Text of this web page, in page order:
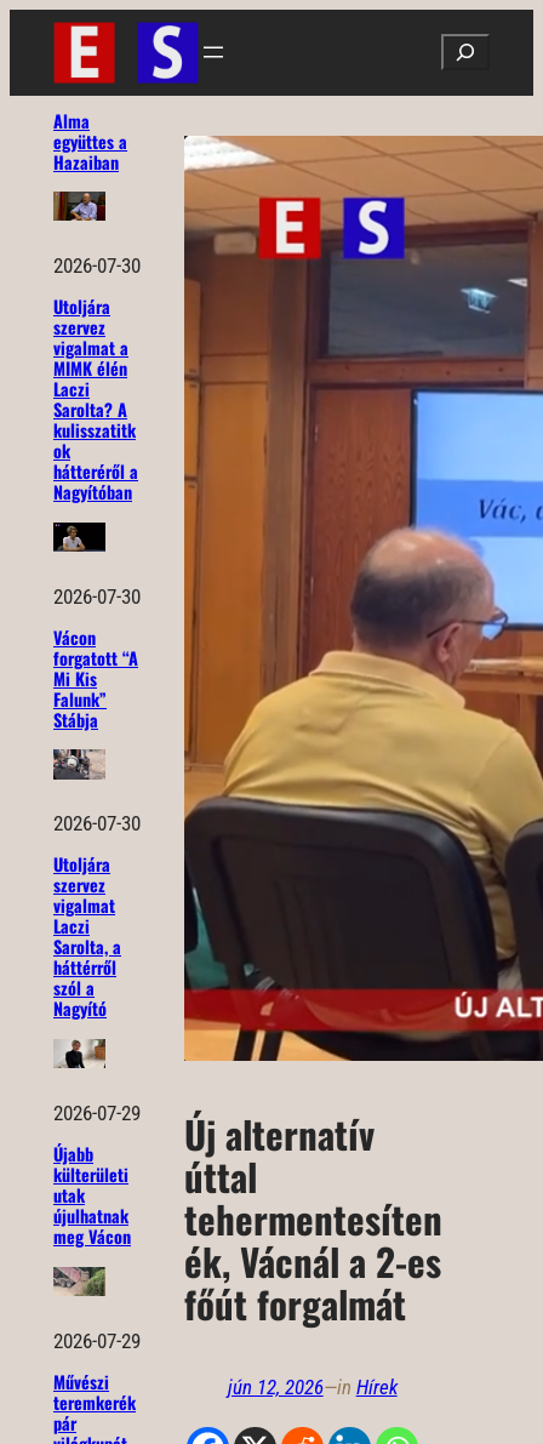
Ugrás
tartalomhoz
Search
Alma
együttes a
Hazaiban
2026-07-30
Utoljára
szervez
vigalmat a
MIMK élén
Laczi
Sarolta? A
kulisszatitk
ok
hátteréről a
Nagyítóban
2026-07-30
Vácon
forgatott “A
Mi Kis
Falunk”
Stábja
2026-07-30
Utoljára
szervez
vigalmat
Laczi
Sarolta, a
háttérről
szól a
Nagyító
2026-07-29
Újabb
külterületi
utak
újulhatnak
meg Vácon
2026-07-29
Művészi
teremkerék
pár
Új alternatív
úttal
tehermentesíten
ék, Vácnál a 2-es
főút forgalmát
jún 12, 2026—in Hírek